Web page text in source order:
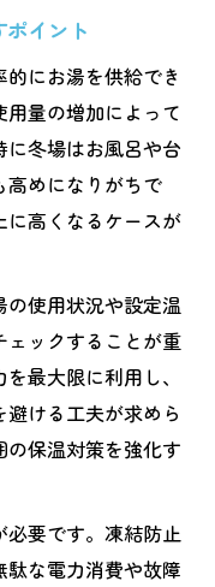
イント
にお湯を供給でき
量の増加によって
冬場はお風呂や台
高めになりがちで
高くなるケースが
使用状況や設定温
ックすることが重
最大限に利用し、
ける工夫が求めら
保温対策を強化す
要です。凍結防止
駄な電力消費や故障